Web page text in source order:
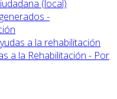
(local)
-
a la rehabilitación
a la Rehabilitación - Por